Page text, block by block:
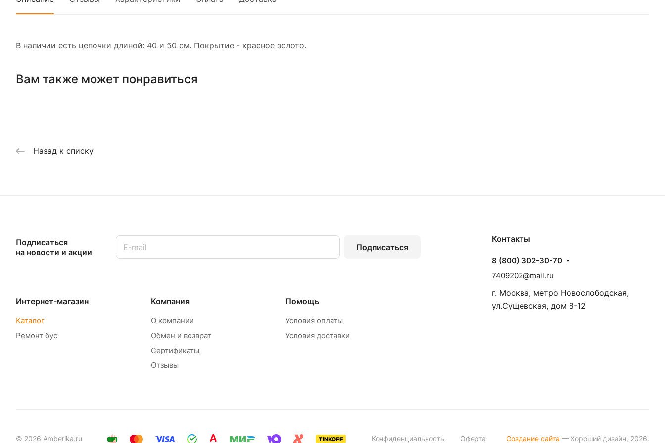
В наличии есть цепочки длиной: 40 и 50 см. Покрытие - красное золото.
Вам также может понравиться
Назад к списку
Подписаться
на новости и акции
Подписаться
Интернет-магазин
Каталог
Ремонт бус
Компания
О компании
Обмен и возврат
Сертификаты
Отзывы
Помощь
Условия оплаты
Условия доставки
Контакты
8 (800) 302-30-70
7409202@mail.ru
г. Москва, метро Новослободская,
ул.Сущевская, дом 8-12
© 2026 Amberika.ru Конфиденциальность Оферта Создание сайта — Хороший дизайн, 2026.